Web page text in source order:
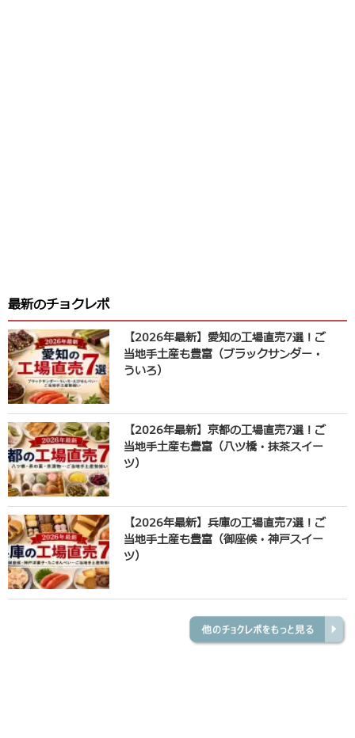
最新のチョクレポ
【2026年最新】愛知の工場直売7選！ご
当地手土産も豊富（ブラックサンダー・
ういろ）
【2026年最新】京都の工場直売7選！ご
当地手土産も豊富（八ツ橋・抹茶スイー
ツ）
【2026年最新】兵庫の工場直売7選！ご
当地手土産も豊富（御座候・神戸スイー
ツ）